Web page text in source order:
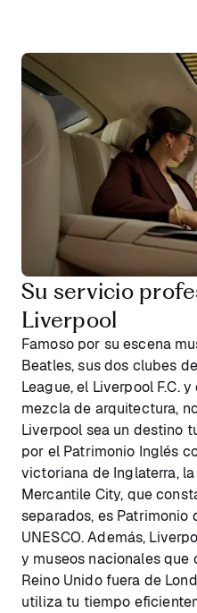
Su servicio
Liverpool
Famoso por su escena
Beatles, sus dos clubes
League, el Liverpool F.C.
mezcla de arquitectura,
Liverpool sea un destino
por el Patrimonio Inglés
victoriana de Inglaterra,
Mercantile City, que
separados, es Patrimonio
UNESCO. Además,
y museos nacionales
Reino Unido fuera de
utiliza tu tiempo